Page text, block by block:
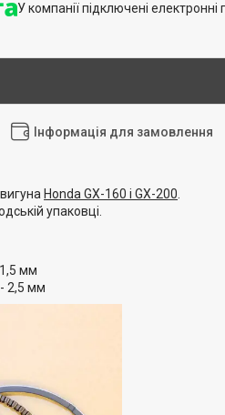
У компанії підключені
Інформація для замовлення
Honda GX-160 і GX-200
упаковці.
мм
2,5 мм